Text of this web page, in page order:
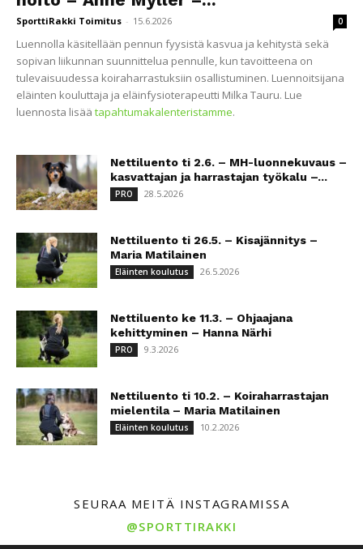
SporttiRakki Toimitus - 15.6.2026 0
Luennolla käsitellään pennun fyysistä kasvua ja kehitystä sekä
sopivan liikunnan suunnittelua pennulle, kun tavoitteena on
tulevaisuudessa koiraharrastuksiin osallistuminen. Luennoitsijana
eläinten kouluttaja ja eläinfysioterapeutti Milka Tauru. Lue
luennosta lisää tapahtumakalenteristamme.
Nettiluento ti 2.6. – MH-luonnekuvaus –
kasvattajan ja harrastajan työkalu –...
PRO 28.5.2026
Nettiluento ti 26.5. – Kisajännitys –
Maria Matilainen
Eläinten koulutus 26.5.2026
Nettiluento ke 11.3. – Ohjaajana
kehittyminen – Hanna Närhi
PRO 9.3.2026
Nettiluento ti 10.2. – Koiraharrastajan
mielentila – Maria Matilainen
Eläinten koulutus 10.2.2026
SEURAA MEITÄ INSTAGRAMISSA
@SPORTTIRAKKI